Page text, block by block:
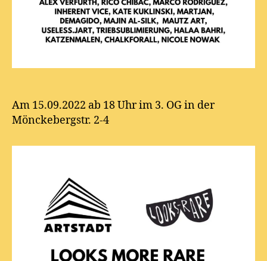
Am 15.09.2022 ab 18 Uhr im 3. OG in der
Mönckebergstr. 2-4